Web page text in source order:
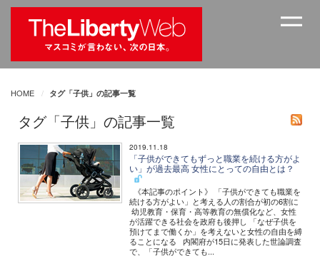
HOME タグ「子供」の記事一覧
タグ「子供」の記事一覧
2019.11.18
「子供ができてもずっと職業を続ける方がよ
い」が過去最高 女性にとっての自由とは？
《本記事のポイント》 「子供ができても職業を
続ける方がよい」と考える人の割合が初の6割に
幼児教育・保育・高等教育の無償化など、女性
が活躍できる社会を政府も後押し 「なぜ子供を
預けてまで働くか」を考えないと女性の自由を縛
ることになる 内閣府が15日に発表した世論調査
で、「子供ができても...